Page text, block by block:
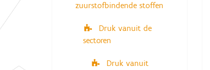
zuurstofbindende stoffen
Druk vanuit de
sectoren
Druk vanuit